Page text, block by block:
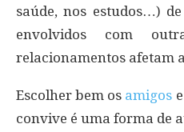
saúde, nos estudos…)
envolvidos com
relacionamentos afetam
Escolher bem os amigos
convive é uma forma de